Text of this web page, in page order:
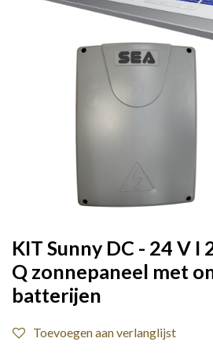
KIT Sunny DC - 24 V I
Q zonnepaneel met
batterijen
Toevoegen aan verlanglijst